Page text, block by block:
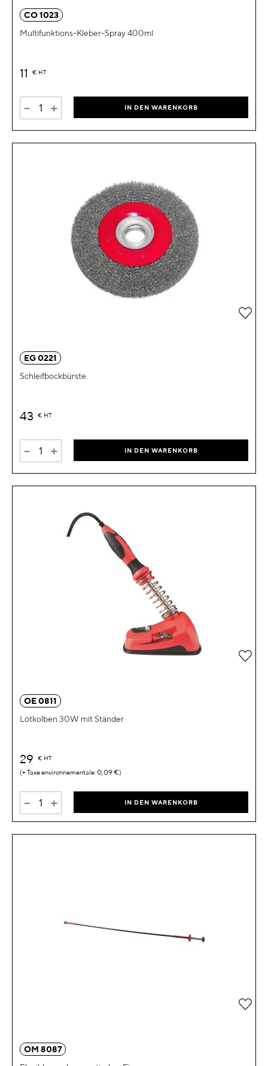
CO 1023
Multifunktions-Kleber-Spray 400ml
11 € HT
- + IN DEN WARENKORB
EG 0221
Schleifbockbürste
43 € HT
- + IN DEN WARENKORB
Zur
OE 0811
Lötkolben 30W mit Ständer
29 € HT
0,09 €
- + IN DEN WARENKORB
Zur
OM 8087
Zur